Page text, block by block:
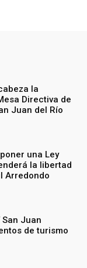
la
Directiva de
Juan del Río
una Ley
la libertad
Arredondo
San Juan
de turismo